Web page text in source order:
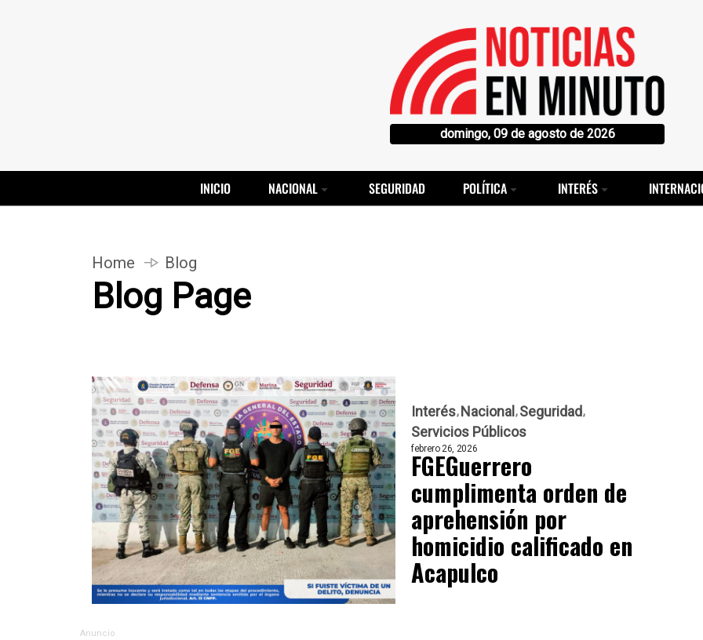
domingo, 09 de agosto de 2026
INICIO NACIONAL SEGURIDAD POLÍTICA INTERÉS
Home Blog
Blog Page
Interés Nacional Seguridad
Servicios Públicos
febrero 26, 2026
FGEGuerrero
cumplimenta orden de
aprehensión por
homicidio calificado en
Acapulco
Anuncio